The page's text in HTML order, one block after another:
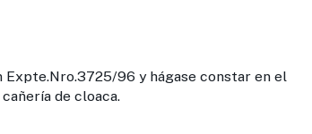
Expte.Nro.3725/96 y hágase constar en el
de cloaca.